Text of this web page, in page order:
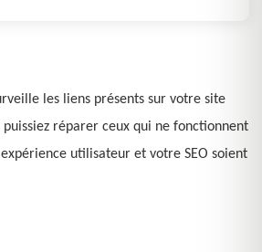
les liens présents sur votre site
réparer ceux qui ne fonctionnent
utilisateur et votre SEO soient